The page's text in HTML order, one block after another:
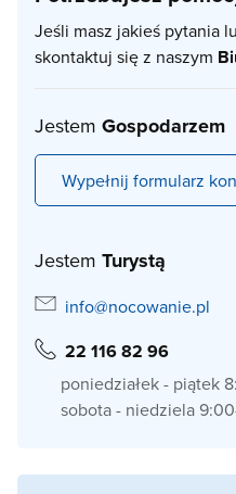
Jeśli masz jakieś pytania
skontaktuj się z naszym
Jestem Gospodarzem
Wypełnij formularz
Jestem Turystą
info@nocowanie.pl
22 116 82 96
poniedziałek - piątek
sobota - niedziela